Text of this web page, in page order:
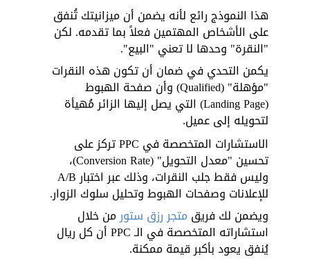
هذا النموذج رائع لأنه يضمن أن ميزانيتك تُنفق
على الأشخاص المهتمين فعلاً بما تقدمه. لكن
"النقرة" وحدها لا تعني "البيع".
يكمن التحدي في ضمان أن تكون هذه النقرات
"مؤهلة" (Qualified) وأن صفحة الهبوط
(Landing Page) التي يصل إليها الزائر مُهيأة
لتحويله إلى عميل.
الاستشارات المتخصصة في PPC تركز على
تحسين "معدل التحويل" (Conversion Rate)،
للإعلانات وصفحات الهبوط وتحليل سلوك الزوار.
ويضمن لك فريق متجر رزق ستور من خلال
استشاراته المتخصصة في الـ PPC أن كل ريال
يُنفق يعود بأكبر قيمة ممكنة.